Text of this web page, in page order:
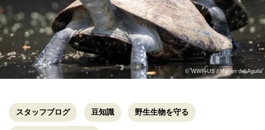
© WWF-US / Marlon del Aguila
スタッフブログ 豆知識 野生生物を守る